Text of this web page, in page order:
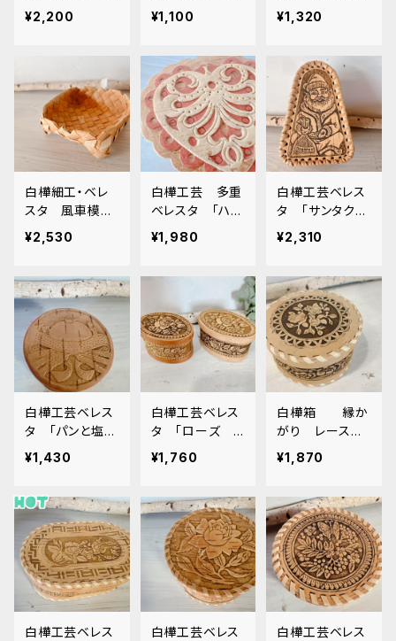
「格子編みキャニ
スター」BE015
¥2,200
「かんざし型バレ
ッタ マジェス
BE010
¥1,100
のキャップ」 BE0
57
¥1,320
白樺細工・ベレ
スタ 風車模様
の足付きの白樺
編みかご（浅） B
¥2,530
白樺工芸 多重
ベレスタ 「ハー
トのギフトボック
ス」BE047
¥1,980
白樺工芸ベレス
タ 「サンタクロ
ース」 高さ 8
¥2,310
白樺工芸ベレス
タ 「パンと塩」
BE039
¥1,430
白樺工芸ベレス
タ 「ローズ
楕円」 BE038
¥1,760
白樺箱 縁か
がり レースロ
ーズ ZZ113
¥1,870
白樺工芸ベレス
白樺工芸ベレス
白樺工芸ベレス